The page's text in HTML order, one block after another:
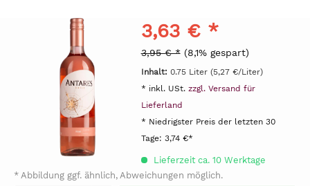
3,63 € *
3,95 € * (8,1% gespart)
Inhalt: 0.75 Liter (5,27 €/Liter)
* inkl. USt. zzgl. Versand für
Lieferland
* Niedrigster Preis der letzten 30
Tage: 3,74 €*
Lieferzeit ca. 10 Werktage
* Abbildung ggf. ähnlich, Abweichungen möglich.